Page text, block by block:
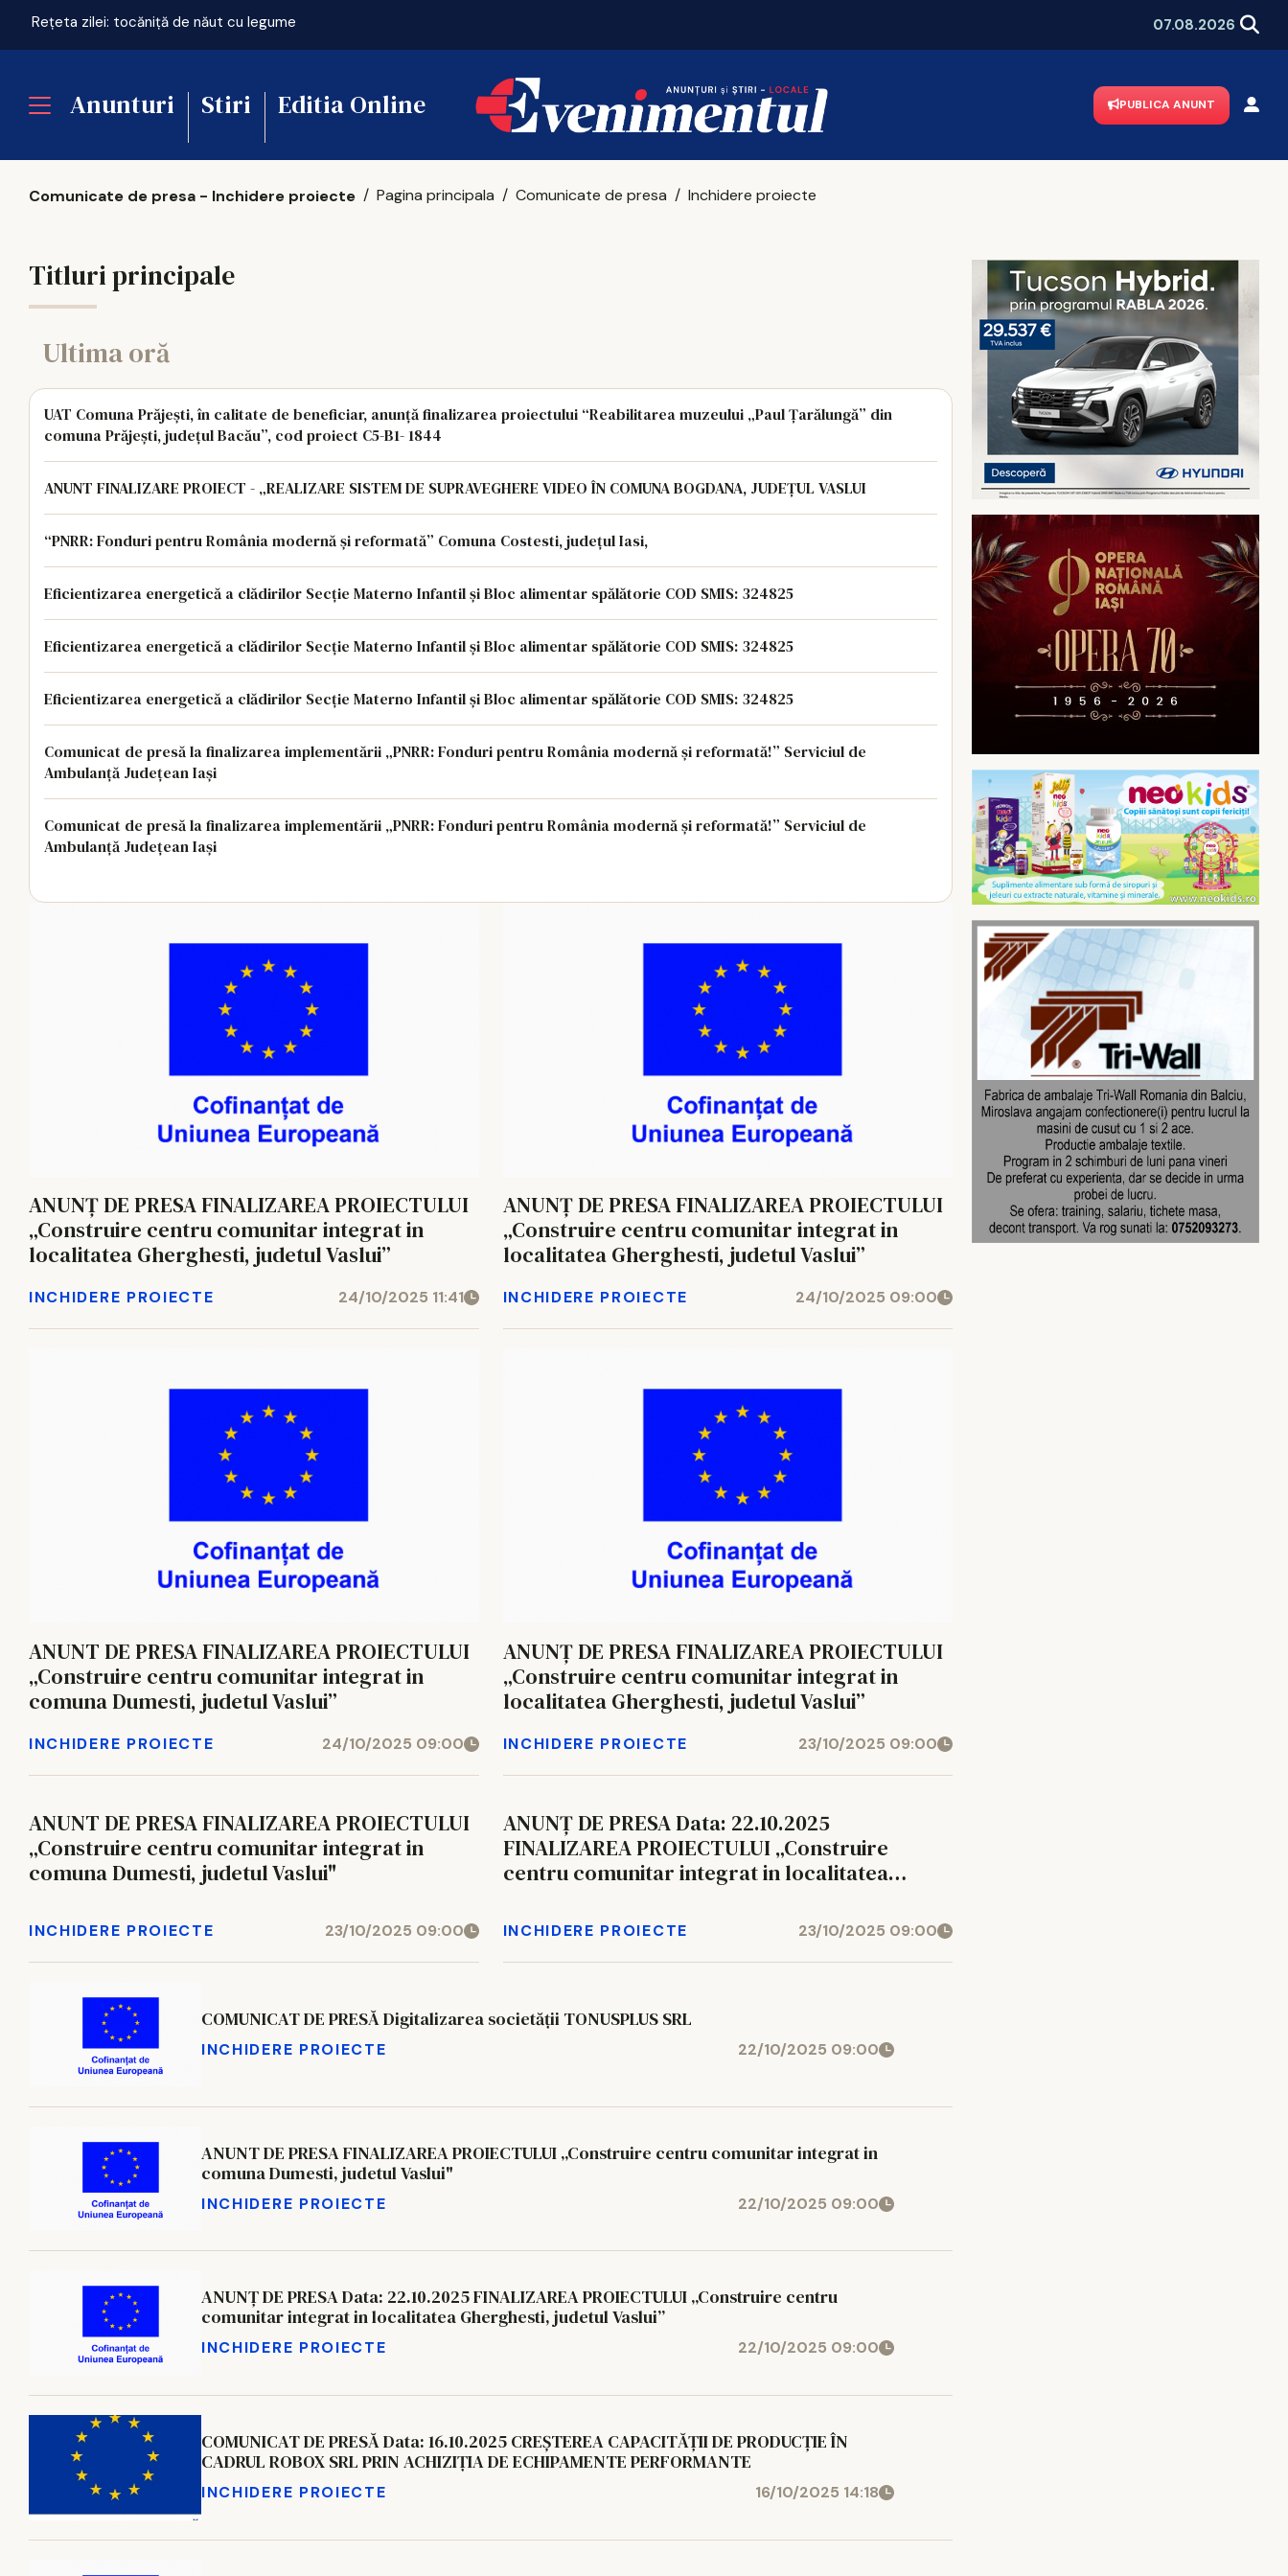
Rețeta zilei: tocăniță de năut cu legume 8 din 10 români sunt stresați de
07.08.2026
Anunturi Stiri Editia Online PUBLICA ANUNT
Comunicate de presa - Inchidere proiecte Pagina principala Comunicate de presa Inchidere proiecte
Titluri principale
Ultima oră
UAT Comuna Prăjești, în calitate de beneficiar, anunță finalizarea proiectului “Reabilitarea muzeului „Paul Țarălungă” din
comuna Prăjești, județul Bacău”, cod proiect C5-B1- 1844
ANUNT FINALIZARE PROIECT - „REALIZARE SISTEM DE SUPRAVEGHERE VIDEO ÎN COMUNA BOGDANA, JUDEȚUL VASLUI
“PNRR: Fonduri pentru România modernă și reformată” Comuna Costesti, județul Iasi,
Eficientizarea energetică a clădirilor Secție Materno Infantil și Bloc alimentar spălătorie COD SMIS: 324825
Eficientizarea energetică a clădirilor Secție Materno Infantil și Bloc alimentar spălătorie COD SMIS: 324825
Eficientizarea energetică a clădirilor Secție Materno Infantil și Bloc alimentar spălătorie COD SMIS: 324825
Comunicat de presă la finalizarea implementării „PNRR: Fonduri pentru România modernă și reformată!” Serviciul de
Ambulanță Județean Iași
Comunicat de presă la finalizarea implementării „PNRR: Fonduri pentru România modernă și reformată!” Serviciul de
Ambulanță Județean Iași
ANUNȚ DE PRESA FINALIZAREA PROIECTULUI
„Construire centru comunitar integrat in
localitatea Gherghesti, judetul Vaslui”
INCHIDERE PROIECTE 24/10/2025 11:41
ANUNȚ DE PRESA FINALIZAREA PROIECTULUI
„Construire centru comunitar integrat in
localitatea Gherghesti, judetul Vaslui”
INCHIDERE PROIECTE 24/10/2025 09:00
ANUNT DE PRESA FINALIZAREA PROIECTULUI
„Construire centru comunitar integrat in
comuna Dumesti, judetul Vaslui”
INCHIDERE PROIECTE 24/10/2025 09:00
ANUNȚ DE PRESA FINALIZAREA PROIECTULUI
„Construire centru comunitar integrat in
localitatea Gherghesti, judetul Vaslui”
INCHIDERE PROIECTE 23/10/2025 09:00
ANUNT DE PRESA FINALIZAREA PROIECTULUI
„Construire centru comunitar integrat in
comuna Dumesti, judetul Vaslui"
INCHIDERE PROIECTE 23/10/2025 09:00
ANUNȚ DE PRESA Data: 22.10.2025
FINALIZAREA PROIECTULUI „Construire
centru comunitar integrat in localitatea
INCHIDERE PROIECTE 23/10/2025 09:00
COMUNICAT DE PRESĂ Digitalizarea societății TONUSPLUS SRL
INCHIDERE PROIECTE 22/10/2025 09:00
ANUNT DE PRESA FINALIZAREA PROIECTULUI „Construire centru comunitar integrat in
comuna Dumesti, judetul Vaslui"
INCHIDERE PROIECTE 22/10/2025 09:00
ANUNȚ DE PRESA Data: 22.10.2025 FINALIZAREA PROIECTULUI „Construire centru
comunitar integrat in localitatea Gherghesti, judetul Vaslui”
INCHIDERE PROIECTE 22/10/2025 09:00
COMUNICAT DE PRESĂ Data: 16.10.2025 CREȘTEREA CAPACITĂȚII DE PRODUCȚIE ÎN
CADRUL ROBOX SRL PRIN ACHIZIȚIA DE ECHIPAMENTE PERFORMANTE
INCHIDERE PROIECTE 16/10/2025 14:18